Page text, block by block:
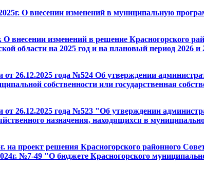
О внесении изменений в муниципальную
О внесении изменений в решение Красногорского
области на 2025 год и на плановый период 2026 и
26.12.2025 года №524 Об утверждении
собственности или государственная
от 26.12.2025 года №523 "Об утверждении
назначения, находящихся в
на проект решения Красногорского районного
№7-49 "О бюджете Красногорского